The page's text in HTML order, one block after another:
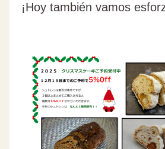
¡Hoy también vamos